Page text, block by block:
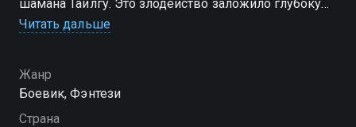
шамана Таилгу. Это злодейство заложило глубокую
вражду между кочевниками. Воинам предстоит
землю.
Посмотреть онлайн 1 сезон сериала Воины волки
Читать дальше
Жанр
Боевик, Фэнтези
Страна